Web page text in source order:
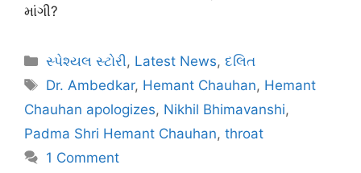
માંગી?
સ્પેશ્યલ સ્ટોરી, Latest News,દલિત
Dr. Ambedkar, Hemant Chauhan, Hemant
Chauhan apologizes, Nikhil Bhimavanshi,
Padma Shri Hemant Chauhan, throat
1 Comment